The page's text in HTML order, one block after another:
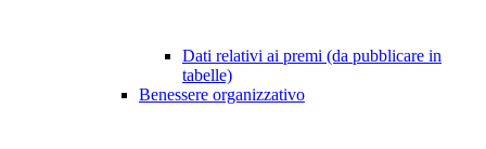
Dati relativi ai premi (da pubblicare in
tabelle)
Benessere organizzativo